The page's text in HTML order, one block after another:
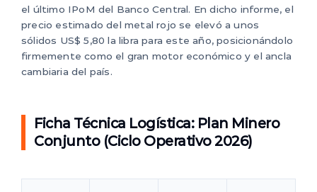
el último IPoM del Banco Central. En dicho informe, el
precio estimado del metal rojo se elevó a unos
sólidos US$ 5,80 la libra para este año, posicionándolo
firmemente como el gran motor económico y el ancla
cambiaria del país.
Ficha Técnica Logística: Plan Minero
Conjunto (Ciclo Operativo 2026)